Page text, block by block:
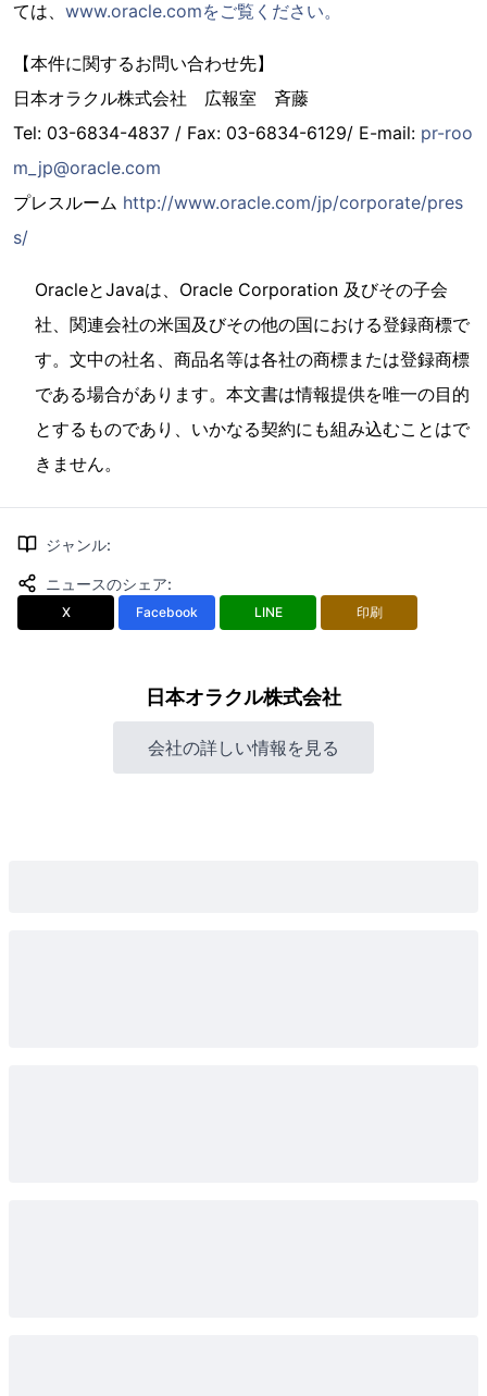
ては、 www.oracle.comをご覧ください。
【本件に関するお問い合わせ先】
日本オラクル株式会社 広報室 斉藤
Tel: 03-6834-4837 / Fax: 03-6834-6129/ E-mail: pr-roo
m_jp@oracle.com
プレスルーム http://www.oracle.com/jp/corporate/pres
s/
OracleとJavaは、Oracle Corporation 及びその子会
社、関連会社の米国及びその他の国における登録商標で
す。文中の社名、商品名等は各社の商標または登録商標
である場合があります。本文書は情報提供を唯一の目的
とするものであり、いかなる契約にも組み込むことはで
きません。
ジャンル:
ニュースのシェア:
X Facebook LINE 印刷
日本オラクル株式会社
会社の詳しい情報を見る